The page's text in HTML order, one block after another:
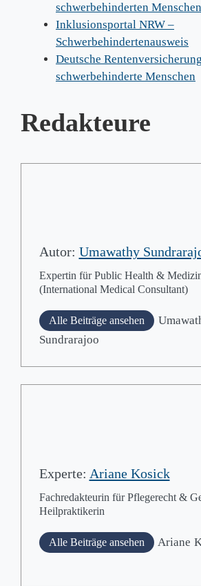
schwerbehinderten Menschen
Inklusionsportal NRW –
Schwerbehindertenausweis
Deutsche
schwerbehinderte Menschen
Redakteure
Autor: Umawathy
Expertin für Public Health &
(International Medical Consultant)
Alle Beiträge ansehen
Sundrarajoo
Experte: Ariane Kosick
Fachredakteurin für Pflegerecht &
Heilpraktikerin
Alle Beiträge ansehen Ariane